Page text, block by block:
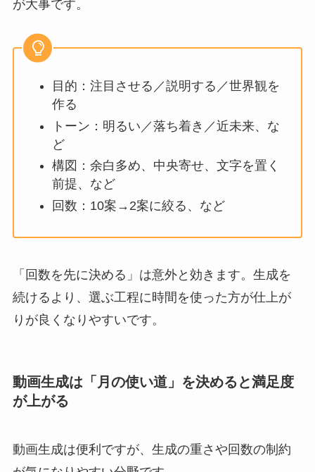
が大事です。
目的：注目させる／説明する／世界観を
作る
トーン：明るい／落ち着き／近未来、な
ど
構図：余白多め、中央寄せ、文字を置く
前提、など
回数：10案→2案に絞る、など
「回数を先に決める」は意外と効きます。生成を
続けるより、選ぶ工程に時間を使った方が仕上が
りが良くなりやすいです。
動画生成は「月の使い道」を決めると満足度
が上がる
動画生成は便利ですが、生成の重さや回数の制約